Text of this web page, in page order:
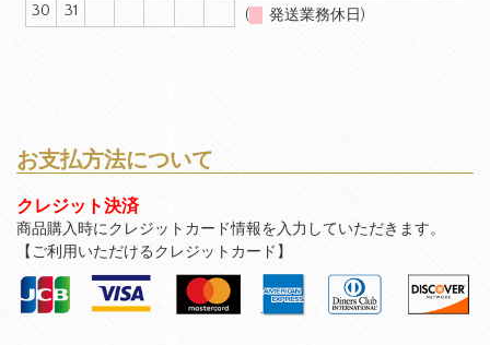
30
31 ( 発送業務休日)
お支払方法について
クレジット決済
商品購入時にクレジットカード情報を入力していただきます。
【ご利用いただけるクレジットカード】